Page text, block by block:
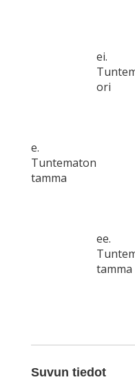
e.
Tuntematon
tamma
ei.
ori
ee.
tamma
Suvun tiedot